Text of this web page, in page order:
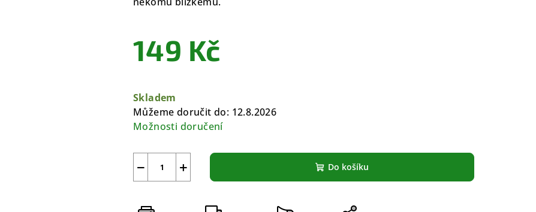
149 Kč
cena:
Skladem
Můžeme doručit do: 12.8.2026
Možnosti doručení
+
− Do košíku